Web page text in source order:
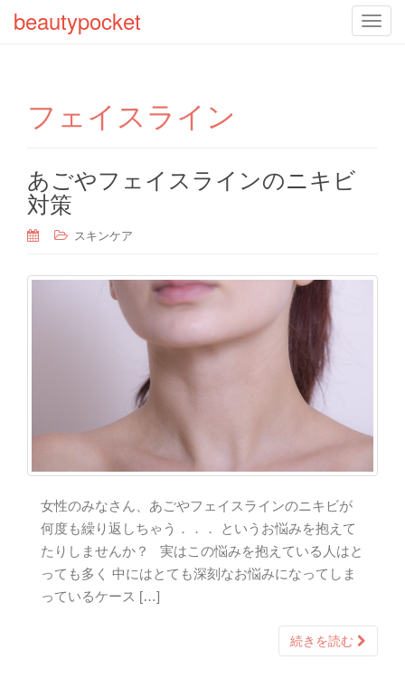
T
t
beautypocket
フェイスライン
あごやフェイスラインのニキビ
対策
スキンケア
女性のみなさん、あごやフェイスラインのニキビが
何度も繰り返しちゃう．．． というお悩みを抱えて
たりしませんか？ 実はこの悩みを抱えている人はと
っても多く 中にはとても深刻なお悩みになってしま
っているケース […]
続きを読む